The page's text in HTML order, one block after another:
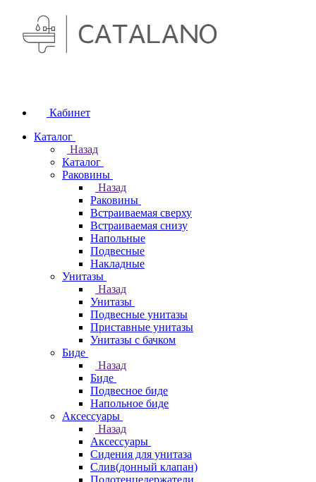
Кабинет
Каталог
Назад
Каталог
Раковины
Назад
Раковины
Встраиваемая сверху
Встраиваемая снизу
Напольные
Подвесные
Накладные
Унитазы
Назад
Унитазы
Подвесные унитазы
Приставные унитазы
Унитазы с бачком
Биде
Назад
Биде
Подвесное биде
Напольное биде
Аксессуары
Назад
Аксессуары
Сидения для унитаза
Слив(донный клапан)
Полотенцедержатели